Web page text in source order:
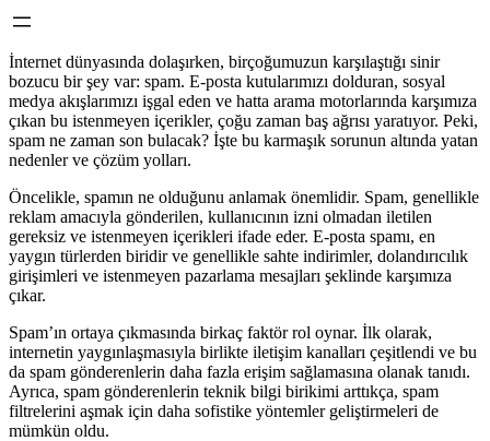
İnternet dünyasında dolaşırken, birçoğumuzun karşılaştığı sinir
bozucu bir şey var: spam. E-posta kutularımızı dolduran, sosyal
medya akışlarımızı işgal eden ve hatta arama motorlarında karşımıza
çıkan bu istenmeyen içerikler, çoğu zaman baş ağrısı yaratıyor. Peki,
spam ne zaman son bulacak? İşte bu karmaşık sorunun altında yatan
nedenler ve çözüm yolları.
Öncelikle, spamın ne olduğunu anlamak önemlidir. Spam, genellikle
reklam amacıyla gönderilen, kullanıcının izni olmadan iletilen
gereksiz ve istenmeyen içerikleri ifade eder. E-posta spamı, en
yaygın türlerden biridir ve genellikle sahte indirimler, dolandırıcılık
girişimleri ve istenmeyen pazarlama mesajları şeklinde karşımıza
çıkar.
Spam’ın ortaya çıkmasında birkaç faktör rol oynar. İlk olarak,
internetin yaygınlaşmasıyla birlikte iletişim kanalları çeşitlendi ve bu
da spam gönderenlerin daha fazla erişim sağlamasına olanak tanıdı.
Ayrıca, spam gönderenlerin teknik bilgi birikimi arttıkça, spam
filtrelerini aşmak için daha sofistike yöntemler geliştirmeleri de
mümkün oldu.